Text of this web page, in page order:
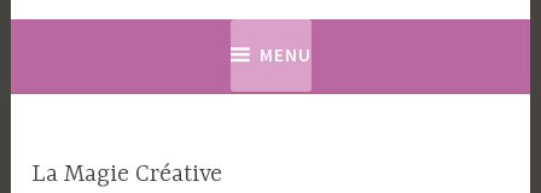
MENU
La Magie Créative